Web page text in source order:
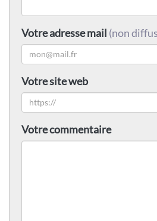
Votre adresse mail (non
Votre site web
Votre commentaire